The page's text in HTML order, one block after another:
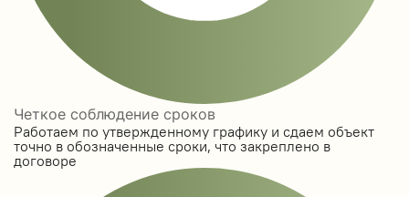
Четкое соблюдение сроков
Работаем по утвержденному графику и сдаем объект
точно в обозначенные сроки, что закреплено в
договоре